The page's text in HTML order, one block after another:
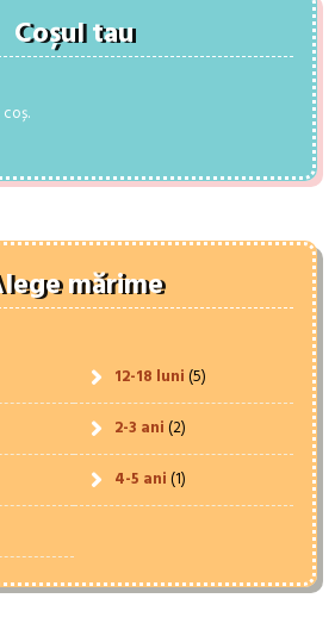
Coșul tau
mărime
12-18 luni(5)
2-3 ani(2)
4-5 ani(1)